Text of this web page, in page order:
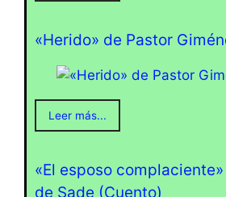
«Herido» de Pastor
Leer más...
«El esposo
de Sade (Cuento)